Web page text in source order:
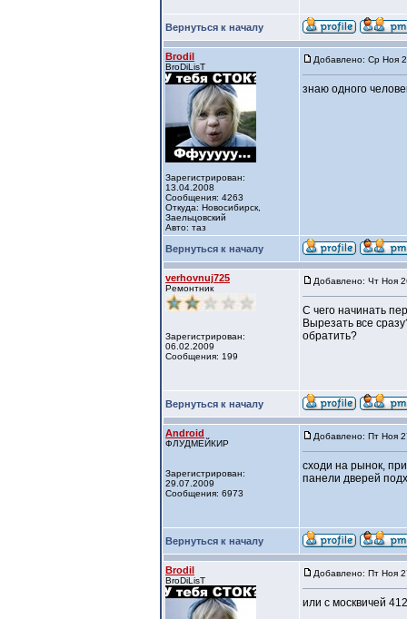
Вернуться к началу
Brodil
BroDiLisT
Зарегистрирован:
13.04.2008
Сообщения: 4263
Откуда: Новосибирск,
Заельцовский
Авто: таз
Добавлено: Ср Ноя
знаю одного
Вернуться к началу
verhovnuj725
Ремонтник
Зарегистрирован:
06.02.2009
Сообщения: 199
Добавлено: Чт Ноя
С чего начинать
Вырезать все
обратить?
Вернуться к началу
Android
ФЛУДМЕЙКИР
Зарегистрирован:
29.07.2009
Сообщения: 6973
Добавлено: Пт Ноя
сходи на рынок,
панели дверей
Вернуться к началу
Brodil
BroDiLisT
Добавлено: Пт Ноя
или с москвичей